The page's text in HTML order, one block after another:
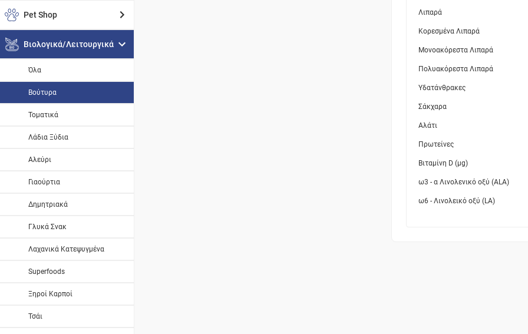
Pet Shop
Βιολογικά/Λειτουργικά
Όλα
Βούτυρα
Τοματικά
Λάδια Ξύδια
Αλεύρι
Γιαούρτια
Δημητριακά
Γλυκά Σνακ
Λαχανικά Κατεψυγμένα
Superfoods
Ξηροί Καρποί
Τσάι
Λιπαρά
Κορεσμένα Λιπαρά
Μονοακόρεστα Λιπαρά
Πολυακόρεστα Λιπαρά
Υδατάνθρακες
Σάκχαρα
Αλάτι
Πρωτείνες
Βιταμίνη D (μg)
ω3 - α Λινολενικό οξύ (ALA)
ω6 - Λινολεικό οξύ (LA)